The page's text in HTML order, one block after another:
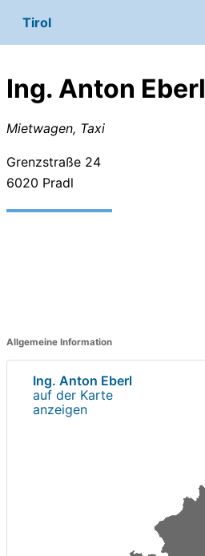
Tirol
Ing. Anton Eberl
Mietwagen, Taxi
Grenzstraße 24
6020 Pradl
Allgemeine Information
Ing. Anton Eberl
auf der Karte
anzeigen